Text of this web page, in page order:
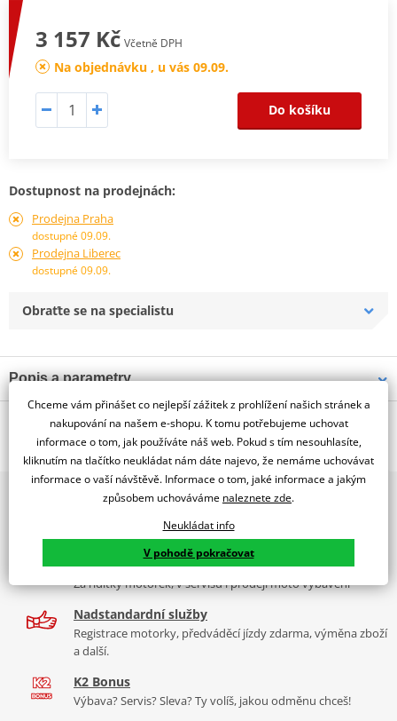
3 157 Kč Včetně DPH
Na objednávku , u vás 09.09.
Do košíku
Dostupnost na prodejnách:
Prodejna Praha
dostupné 09.09.
Prodejna Liberec
dostupné 09.09.
Obraťte se na specialistu
Popis a parametry
Jsme autorizovaný
dealer značky PUIG
TOURING SCREEN HONDA CBF1000F 10-17' C/DARK SMOKE
Tabulka velikostí
Co když mi to nebude
O výrobci
PUIG byl založen v roce 1964 ve Španělsku. Vyrábí se ve městě
Granollers poblíž Barcelony na ploše 8 000 m² v objektu, který se
dělí na 3 části: komerční, odlitkovou a kovových součástek. Již 40
let se účastní nejslavnějších závodů motocyklů po celém světě. V
naší nabídce naleznete doplňky a příslušenství například: plexi,
padací protektory a mnoho dalšího.
Zobrazit všechny produktyznačky PUIG
2x multibrand showroom
díly, to vše v Praze a Liberci
Více než 30 let zkušeností
Za řídítky motorek, v servisu i prodeji moto vybavení
Nadstandardní služby
Registrace motorky, předváděcí jízdy zdarma, výměna zboží
a další.
K2 Bonus
Výbava? Servis? Sleva? Ty volíš, jakou odměnu chceš!
Chceme vám přinášet co nejlepší zážitek z prohlížení našich stránek a
nakupování na našem e-shopu. K tomu potřebujeme uchovat
informace o tom, jak používáte náš web. Pokud s tím nesouhlasíte,
kliknutím na tlačítko neukládat nám dáte najevo, že nemáme uchovávat
informace o vaší návštěvě. Informace o tom, jaké informace a jakým
způsobem uchováváme naleznete zde.
Neukládat info
V pohodě pokračovat